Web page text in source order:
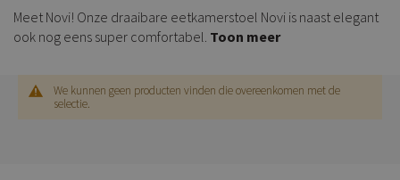
Meet Novi! Onze draaibare eetkamerstoel Novi is naast elegant
ook nog eens super comfortabel. Toon meer
We kunnen geen producten vinden die overeenkomen met de
selectie.